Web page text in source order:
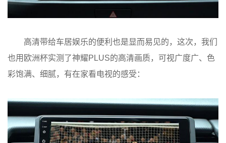
高清带给车居娱乐的便利也是显而易见的，这次，我们
也用欧洲杯实测了神耀PLUS的高清画质，可视广度广、色
彩饱满、细腻，有在家看电视的感受：